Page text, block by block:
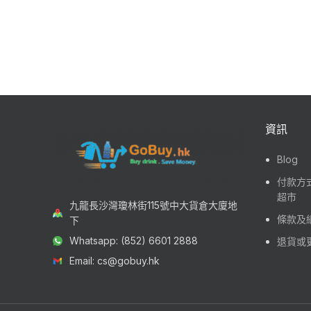
九龍長沙灣瓊林街115號中大貨倉大廈地
下
Whatsapp: (852) 6601 2888
Email: cs@gobuy.hk
資訊
Blog
付款方
超市
條款及
退貨或